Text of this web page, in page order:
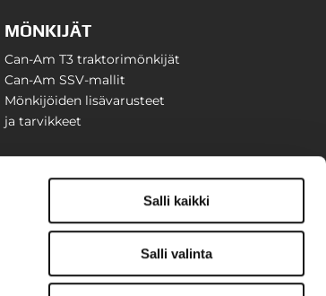
Salli kaikki
Salli valinta
MÖNKIJÄT
Can-Am T3 traktorimönkijät
Can-Am SSV-mallit
Mönkijöiden lisävarusteet
ja tarvikkeet